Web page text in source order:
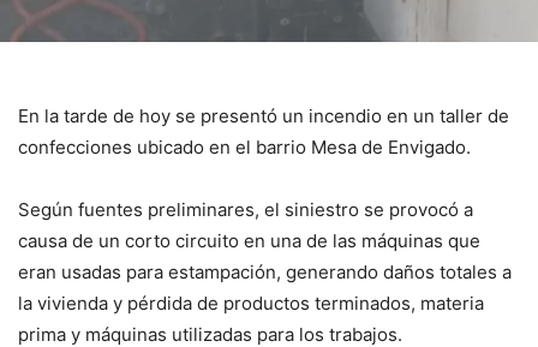
En la tarde de hoy se presentó un incendio en un taller de
confecciones ubicado en el barrio Mesa de Envigado.
Según fuentes preliminares, el siniestro se provocó a
causa de un corto circuito en una de las máquinas que
eran usadas para estampación, generando daños totales a
la vivienda y pérdida de productos terminados, materia
prima y máquinas utilizadas para los trabajos.